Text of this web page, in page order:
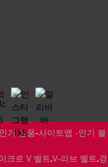
인기 상품-사이트맵 -인기 블
크로 V 벨트,V-리브 벨트,경